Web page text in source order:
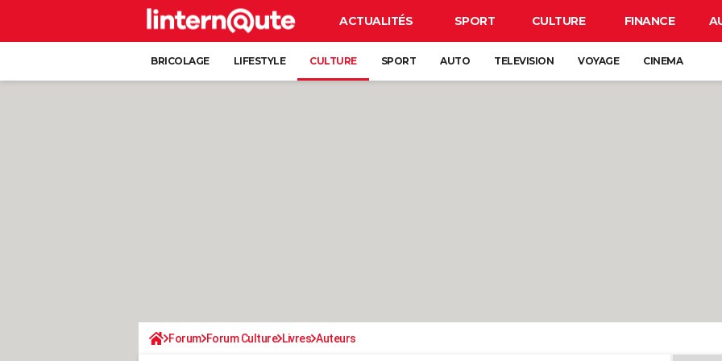
ACTUALITÉS SPORT CULTURE FINANCE
BRICOLAGE LIFESTYLE CULTURE SPORT AUTO TELEVISION VOYAGE CINEMA
Forum Forum Culture Livres Auteurs